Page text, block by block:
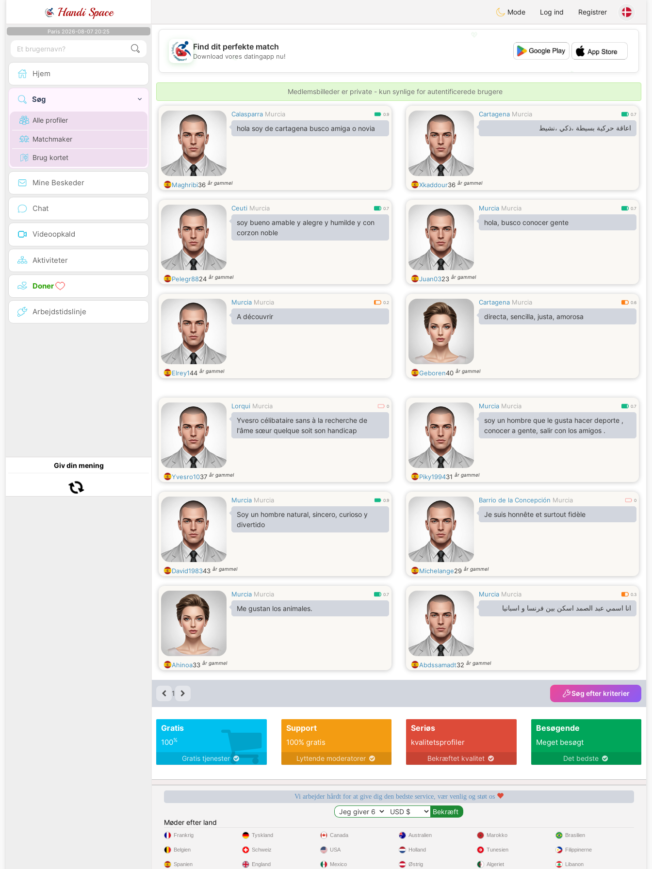
Handi Space Mode Log ind Registrer
Paris 2026-08-07 20:25
Hjem
Søg
Alle profiler
Matchmaker
Brug kortet
Mine Beskeder
Chat
Videoopkald
Aktiviteter
Doner
Arbejdstidslinje
Giv din mening
💖
💕
Find dit perfekte match
Download vores datingapp nu!
Medlemsbilleder er private - kun synlige for autentificerede brugere
Calasparra Murcia 0.9
hola soy de cartagena busco amiga o novia
Maghribi36 år gammel
Cartagena Murcia 0.7
اعاقة حركية بسيطة ،ذكي ،نشيط
Xkaddour36 år gammel
Ceuti Murcia 0.7
soy bueno amable y alegre y humilde y con
corzon noble
Pelegr8824 år gammel
Murcia Murcia 0.7
hola, busco conocer gente
Juan0323 år gammel
Murcia Murcia 0.2
A découvrir
Elrey144 år gammel
Cartagena Murcia 0.6
directa, sencilla, justa, amorosa
Geboren40 år gammel
Lorqui Murcia 0
Yvesro célibataire sans à la recherche de
l'âme sœur quelque soit son handicap
Yvesro1037 år gammel
Murcia Murcia 0.7
soy un hombre que le gusta hacer deporte ,
conocer a gente, salir con los amigos .
Piky199431 år gammel
Murcia Murcia 0.9
Soy un hombre natural, sincero, curioso y
divertido
David198343 år gammel
Barrio de la Concepción Murcia 0
Je suis honnête et surtout fidèle
Michelange29 år gammel
Murcia Murcia 0.7
Me gustan los animales.
Ahinoa33 år gammel
Murcia Murcia 0.3
انا اسمي عبد الصمد اسكن بين فرنسا و اسبانيا
Abdssamadt32 år gammel
1 Søg efter kriterier
Gratis
100%
Gratis tjenester
Support
100% gratis
Lyttende moderatorer
Seriøs
kvalitetsprofiler
Bekræftet kvalitet
Besøgende
Meget besøgt
Det bedste
Vi arbejder hårdt for at give dig den bedste service, vær venlig og støt os
Møder efter land
Frankrig
Belgien
Spanien
Tyskland
Schweiz
England
Canada
USA
Mexico
Australien
Holland
Østrig
Marokko
Tunesien
Algeriet
Brasilien
Filippinerne
Libanon